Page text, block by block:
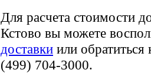
Для расчета стоимости
Кстово вы можете
доставки или
(499) 704-3000.